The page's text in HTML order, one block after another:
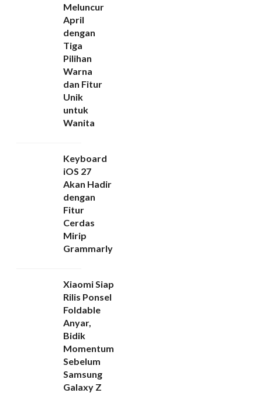
Meluncur
April
dengan
Tiga
Pilihan
Warna
dan Fitur
Unik
untuk
Wanita
Keyboard
iOS 27
Akan Hadir
dengan
Fitur
Cerdas
Mirip
Grammarly
Xiaomi Siap
Rilis Ponsel
Foldable
Anyar,
Bidik
Momentum
Sebelum
Samsung
Galaxy Z